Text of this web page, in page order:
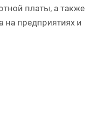
платы, а также
на предприятиях и